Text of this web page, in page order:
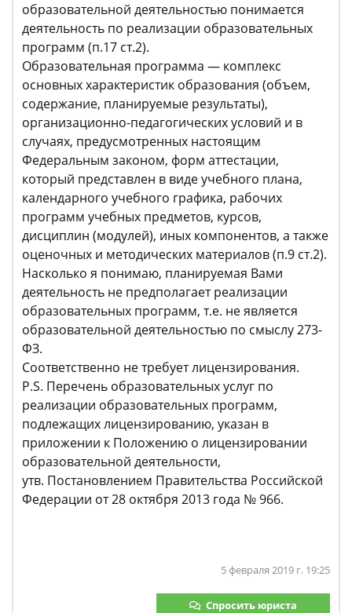
образовательной деятельностью понимается
деятельность по реализации образовательных
программ (п.17 ст.2).
Образовательная программа — комплекс
основных характеристик образования (объем,
содержание, планируемые результаты),
организационно-педагогических условий и в
случаях, предусмотренных настоящим
Федеральным законом, форм аттестации,
который представлен в виде учебного плана,
календарного учебного графика, рабочих
программ учебных предметов, курсов,
дисциплин (модулей), иных компонентов, а также
оценочных и методических материалов (п.9 ст.2).
Насколько я понимаю, планируемая Вами
деятельность не предполагает реализации
образовательных программ, т.е. не является
образовательной деятельностью по смыслу 273-
ФЗ.
Соответственно не требует лицензирования.
P.S. Перечень образовательных услуг по
реализации образовательных программ,
подлежащих лицензированию, указан в
приложении к Положению о лицензировании
образовательной деятельности,
утв. Постановлением Правительства Российской
Федерации от 28 октября 2013 года № 966.
5 февраля 2019 г. 19:25
Спросить юриста